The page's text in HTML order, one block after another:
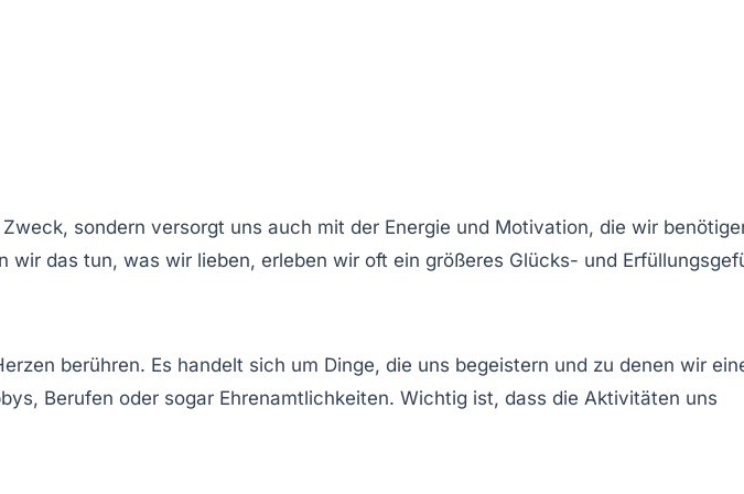
sondern versorgt uns auch mit der Energie und Motivation, die wir
das tun, was wir lieben, erleben wir oft ein größeres Glücks- und
berühren. Es handelt sich um Dinge, die uns begeistern und zu denen wir
Berufen oder sogar Ehrenamtlichkeiten. Wichtig ist, dass die Aktivitäten uns